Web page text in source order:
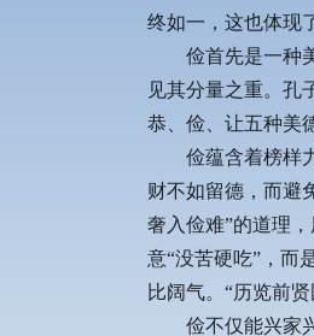
终如一，这也体现
俭首先是一种
见其分量之重。孔
恭、俭、让五种美
俭蕴含着榜样
财不如留德，而避
奢入俭难”的道理
意“没苦硬吃”，而
比阔气。“历览前
俭不仅能兴家